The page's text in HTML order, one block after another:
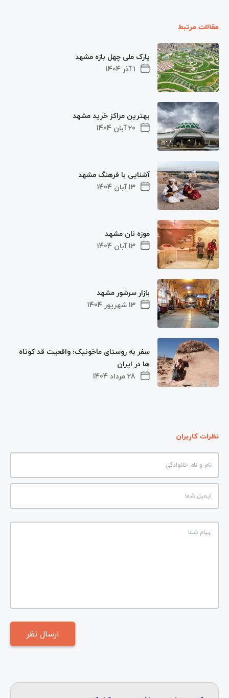
مقالات مرتبط
1 آذر 1404
پارک ملی چهل بازه مشهد
20 آبان 1404
بهترین مراکز خرید مشهد
13 آبان 1404
آشنایی با فرهنگ مشهد
13 آبان 1404
موزه نان مشهد
13 شهریور 1404
بازار سرشور مشهد
28 مرداد 1404
سفر به روستای ماخونیک؛ واقعیت قد کوتاه‌
ها در ایران
نظرات کاربران